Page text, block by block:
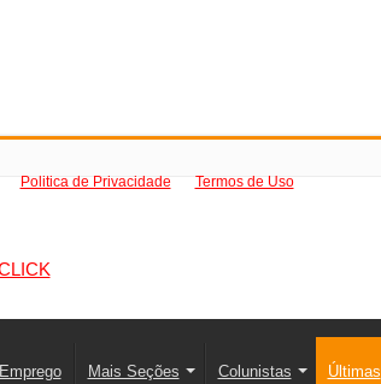
Politica de Privacidade Termos de Uso
Emprego Mais Seções Colunistas Últimas